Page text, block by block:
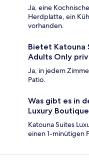
Ja, eine
Herdplatte, ein
vorhanden.
Bietet Katouna
Adults Only
Ja, in jedem
Patio.
Was gibt es in
Luxury
Katouna Suites
einen 1-minütigen